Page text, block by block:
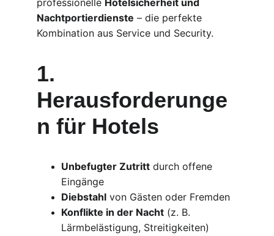
professionelle Hotelsicherheit und
Nachtportierdienste – die perfekte
Kombination aus Service und Security.
1.
Herausforderunge
n für Hotels
Unbefugter Zutritt durch offene
Eingänge
Diebstahl von Gästen oder Fremden
Konflikte in der Nacht (z. B.
Lärmbelästigung, Streitigkeiten)